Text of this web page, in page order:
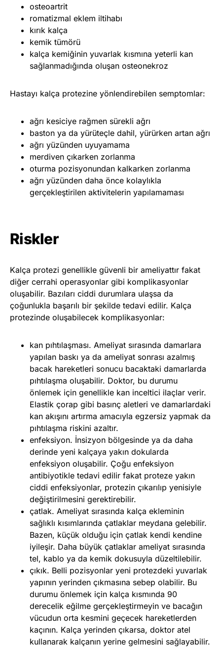
osteoartrit
romatizmal eklem iltihabı
kırık kalça
kemik tümörü
kalça kemiğinin yuvarlak kısmına yeterli kan
sağlanmadığında oluşan osteonekroz
Hastayı kalça protezine yönlendirebilen semptomlar:
ağrı kesiciye rağmen sürekli ağrı
baston ya da yürüteçle dahil, yürürken artan ağrı
ağrı yüzünden uyuyamama
merdiven çıkarken zorlanma
oturma pozisyonundan kalkarken zorlanma
ağrı yüzünden daha önce kolaylıkla
gerçekleştirilen aktivitelerin yapılamaması
Riskler
Kalça protezi genellikle güvenli bir ameliyattır fakat
diğer cerrahi operasyonlar gibi komplikasyonlar
oluşabilir. Bazıları ciddi durumlara ulaşsa da
çoğunlukla başarılı bir şekilde tedavi edilir. Kalça
protezinde oluşabilecek komplikasyonlar:
kan pıhtılaşması. Ameliyat sırasında damarlara
yapılan baskı ya da ameliyat sonrası azalmış
bacak hareketleri sonucu bacaktaki damarlarda
pıhtılaşma oluşabilir. Doktor, bu durumu
önlemek için genellikle kan inceltici ilaçlar verir.
Elastik çorap gibi basınç aletleri ve damarlardaki
kan akışını artırma amacıyla egzersiz yapmak da
pıhtılaşma riskini azaltır.
enfeksiyon. İnsizyon bölgesinde ya da daha
derinde yeni kalçaya yakın dokularda
enfeksiyon oluşabilir. Çoğu enfeksiyon
antibiyotikle tedavi edilir fakat proteze yakın
ciddi enfeksiyonlar, protezin çıkarılıp yenisiyle
değiştirilmesini gerektirebilir.
çatlak. Ameliyat sırasında kalça ekleminin
sağlıklı kısımlarında çatlaklar meydana gelebilir.
Bazen, küçük olduğu için çatlak kendi kendine
iyileşir. Daha büyük çatlaklar ameliyat sırasında
tel, kablo ya da kemik dokusuyla düzeltilebilir.
çıkık. Belli pozisyonlar yeni protezdeki yuvarlak
yapının yerinden çıkmasına sebep olabilir. Bu
durumu önlemek için kalça kısmında 90
derecelik eğilme gerçekleştirmeyin ve bacağın
vücudun orta kesmini geçecek hareketlerden
kaçının. Kalça yerinden çıkarsa, doktor atel
kullanarak kalçanın yerine gelmesini sağlayabilir.